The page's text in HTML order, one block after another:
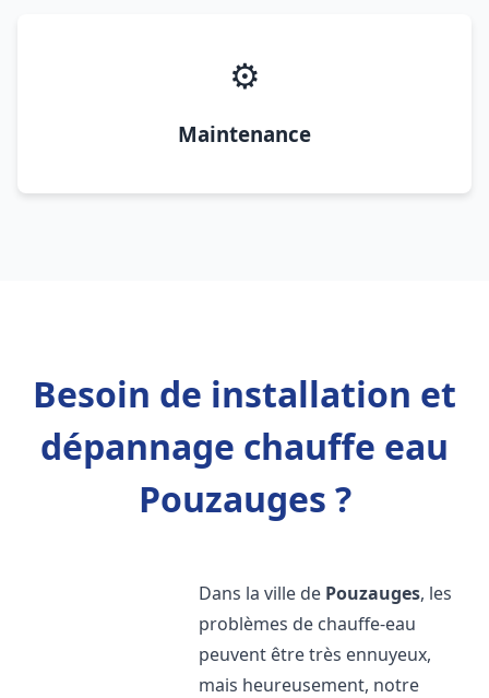
⚙️
Maintenance
Besoin de installation et
dépannage chauffe eau
Pouzauges ?
Dans la ville de Pouzauges, les
problèmes de chauffe-eau
peuvent être très ennuyeux,
mais heureusement, notre